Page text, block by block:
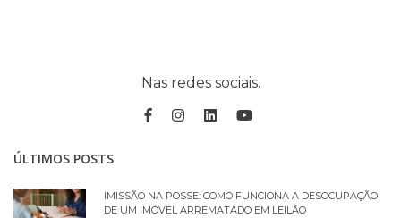
Nas redes sociais.
ÚLTIMOS POSTS
IMISSÃO NA POSSE: COMO FUNCIONA A DESOCUPAÇÃO
DE UM IMÓVEL ARREMATADO EM LEILÃO